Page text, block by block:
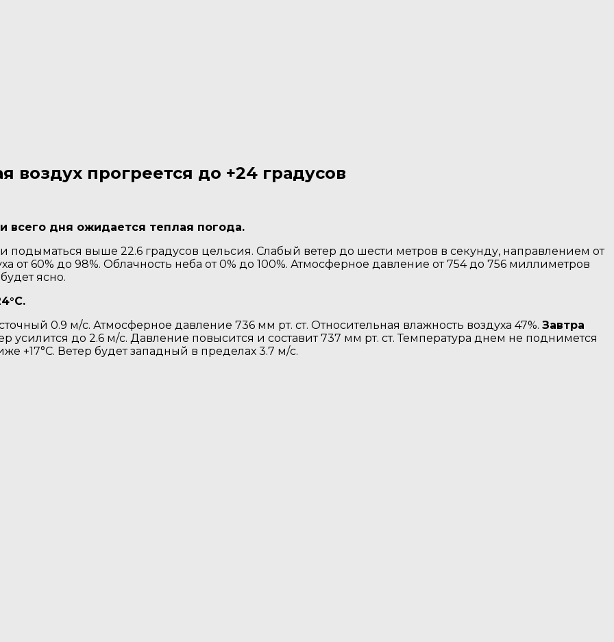
воздух прогреется до +24 градусов
всего дня ожидается теплая погода.
и подыматься выше 22.6 градусов цельсия. Слабый ветер до шести метров в секунду, направлением от
от 60% до 98%. Облачность неба от 0% до 100%. Атмосферное давление от 754 до 756 миллиметров
ясно.
0.9 м/с. Атмосферное давление 736 мм рт. ст. Относительная влажность воздуха 47%. Завтра
усилится до 2.6 м/с. Давление повысится и составит 737 мм рт. ст. Температура днем не поднимется
+17°C. Ветер будет западный в пределах 3.7 м/с.